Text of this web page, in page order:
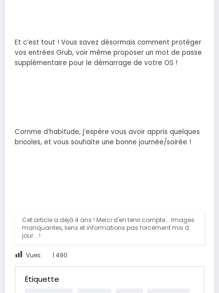
Et c’est tout ! Vous savez désormais comment protéger
vos entrées Grub, voir même proposer un mot de passe
supplémentaire pour le démarrage de votre OS !
Comme d’habitude, j’espère vous avoir appris quelques
bricoles, et vous souhaite une bonne journée/soirée !
Cet article a déjà 4 ans ! Merci d'en tenir compte... Images
manquantes, liens et informations pas forcément mis à
jour... !
Vues: 1 490
Étiquette